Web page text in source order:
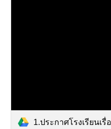
1.ประกาศโรงเรียนเรื่อง การประมูลการจำหน่ายเครื่องดื่ม